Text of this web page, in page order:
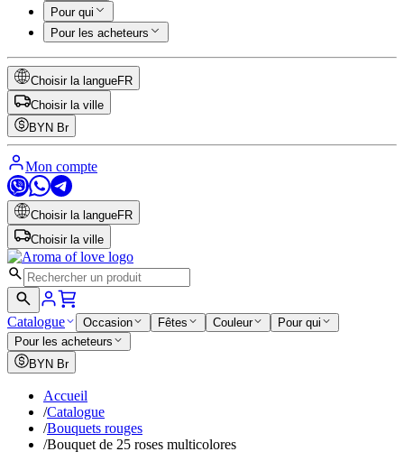
Pour qui
Pour les acheteurs
Choisir la langueFR
Choisir la ville
BYN Br
Mon compte
Choisir la langueFR
Choisir la ville
Catalogue Occasion Fêtes Couleur
Pour qui
Pour les acheteurs
BYN Br
Accueil
/Catalogue
/Bouquets rouges
/Bouquet de 25 roses multicolores